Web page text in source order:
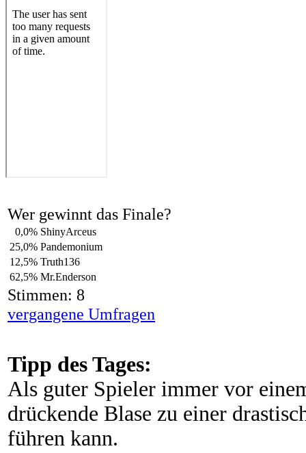
Wer gewinnt das Finale?
0,0% ShinyArceus
25,0% Pandemonium
12,5% Truth136
62,5% Mr.Enderson
Stimmen: 8
vergangene Umfragen
Tipp des Tages:
Als guter Spieler immer vor
drückende Blase zu einer
führen kann.